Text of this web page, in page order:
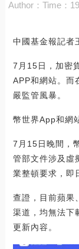
Author： Time：
中國基金報記者
7月15日，加密
APP和網站。而
嚴監管風暴。
幣世界App和網
7月15日晚間，
管部文件涉及虛
業整頓要求，即
查證，目前蘋果
渠道，均無法下
更新內容。